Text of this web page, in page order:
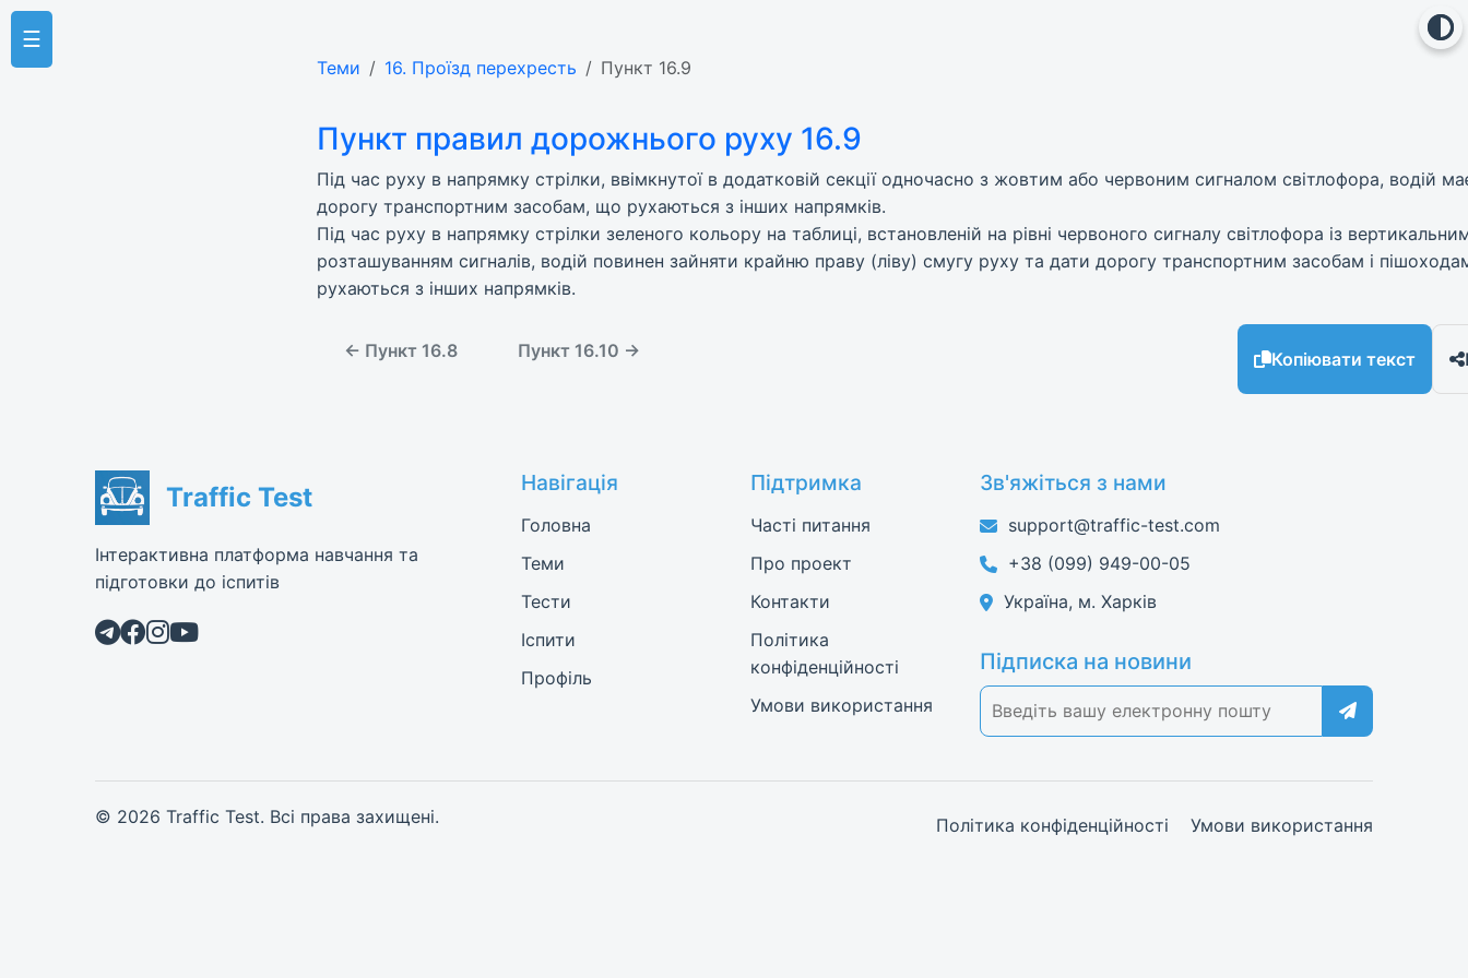
☰
Теми 16. Проїзд перехресть Пункт 16.9
Пункт правил дорожнього руху 16.9
Під час руху в напрямку стрілки, ввімкнутої в додатковій секції одночасно з жовтим або червоним сигналом світлофора, водій
дорогу транспортним засобам, що рухаються з інших напрямків.
Під час руху в напрямку стрілки зеленого кольору на таблиці, встановленій на рівні червоного сигналу світлофора із
розташуванням сигналів, водій повинен зайняти крайню праву (ліву) смугу руху та дати дорогу транспортним засобам і
рухаються з інших напрямків.
← Пункт 16.8 Пункт 16.10 → Копіювати текст
Traffic Test
Інтерактивна платформа навчання та
підготовки до іспитів
Навігація
Головна
Теми
Тести
Іспити
Профіль
Підтримка
Часті питання
Про проект
Контакти
Політика
конфіденційності
Умови використання
Зв'яжіться з нами
support@traffic-test.com
+38 (099) 949-00-05
Україна, м. Харків
Підписка на новини
© 2026 Traffic Test. Всі права захищені. Політика конфіденційності Умови використання